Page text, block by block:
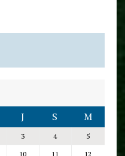
J S M
3 4
5
10 11 12